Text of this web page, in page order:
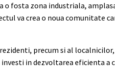
fosta zona industriala,
va crea o noua comunitate
precum si al
in dezvoltarea eficienta